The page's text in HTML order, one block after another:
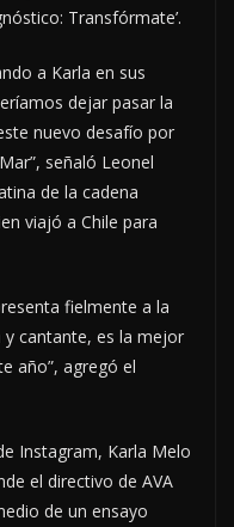
Transfórmate’.
a Karla en sus
dejar pasar la
nuevo desafío por
señaló Leonel
de la cadena
viajó a Chile para
fielmente a la
cantante, es la mejor
año”, agregó el
Instagram, Karla Melo
el directivo de AVA
de un ensayo